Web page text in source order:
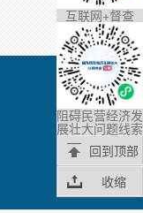
互联网+督查
阻碍民营经济发
展壮大问题线索
回到顶部
收缩